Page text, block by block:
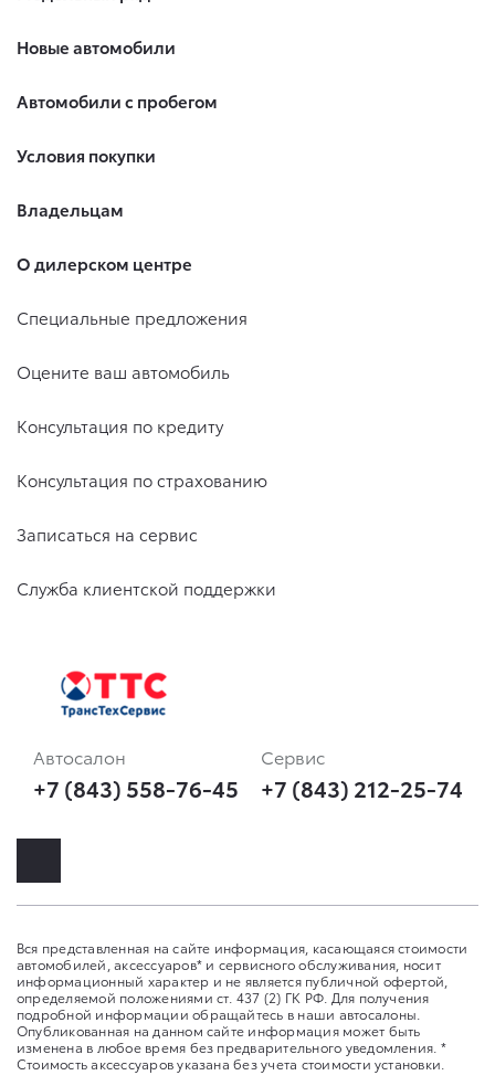
Новые автомобили
Автомобили с пробегом
Условия покупки
Владельцам
О дилерском центре
Специальные предложения
Оцените ваш автомобиль
Консультация по кредиту
Консультация по страхованию
Записаться на сервис
Служба клиентской поддержки
Автосалон
+7 (843) 558-76-45
Сервис
+7 (843) 212-25-74
Вся представленная на сайте информация, касающаяся стоимости
автомобилей, аксессуаров* и сервисного обслуживания, носит
информационный характер и не является публичной офертой,
определяемой положениями ст. 437 (2) ГК РФ. Для получения
подробной информации обращайтесь в наши автосалоны.
Опубликованная на данном сайте информация может быть
изменена в любое время без предварительного уведомления. *
Стоимость аксессуаров указана без учета стоимости установки.